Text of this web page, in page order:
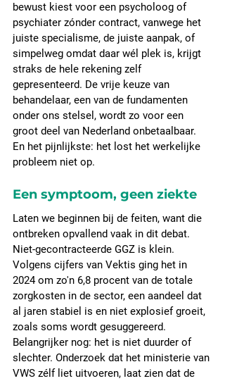
bewust kiest voor een psycholoog of
psychiater zónder contract, vanwege het
juiste specialisme, de juiste aanpak, of
simpelweg omdat daar wél plek is, krijgt
straks de hele rekening zelf
gepresenteerd. De vrije keuze van
behandelaar, een van de fundamenten
onder ons stelsel, wordt zo voor een
groot deel van Nederland onbetaalbaar.
En het pijnlijkste: het lost het werkelijke
probleem niet op.
Een symptoom, geen ziekte
Laten we beginnen bij de feiten, want die
ontbreken opvallend vaak in dit debat.
Niet-gecontracteerde GGZ is klein.
Volgens cijfers van Vektis ging het in
2024 om zo'n 6,8 procent van de totale
zorgkosten in de sector, een aandeel dat
al jaren stabiel is en niet explosief groeit,
zoals soms wordt gesuggereerd.
Belangrijker nog: het is niet duurder of
slechter. Onderzoek dat het ministerie van
VWS zélf liet uitvoeren, laat zien dat de